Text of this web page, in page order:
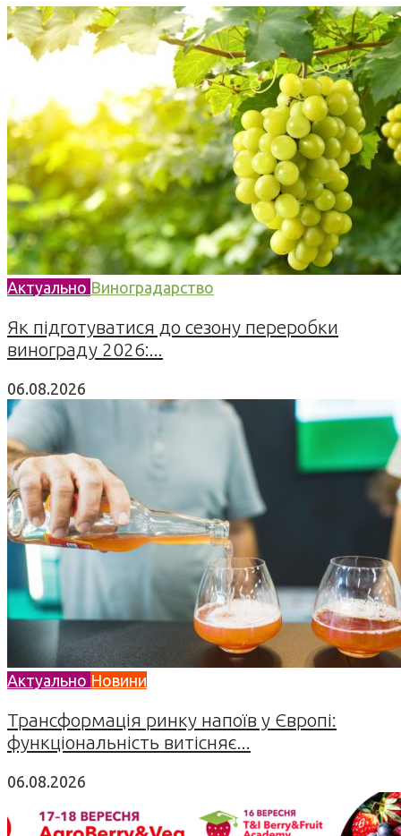
Актуально Виноградарство
Як підготуватися до сезону переробки
винограду 2026:...
06.08.2026
Актуально Новини
Трансформація ринку напоїв у Європі:
функціональність витісняє...
06.08.2026